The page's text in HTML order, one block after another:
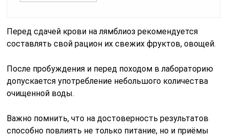
Перед сдачей крови на лямблиоз рекомендуется
составлять свой рацион их свежих фруктов, овощей.
После пробуждения и перед походом в лабораторию
допускается употребление небольшого количества
очищенной воды.
Важно помнить, что на достоверность результатов
способно повлиять не только питание, но и приёмы